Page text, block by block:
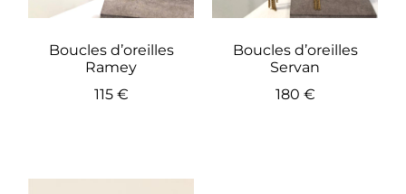
Boucles d’oreilles
Ramey
115 €
Boucles d’oreilles
Servan
180 €